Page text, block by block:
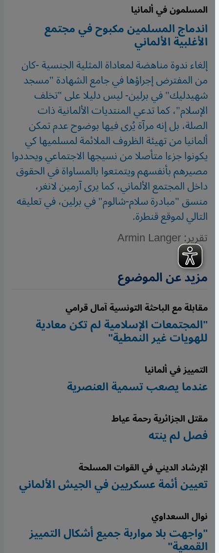
المسلمون في ألمانيا
اندماج المسلمين مكبوح في مجتمع
الأغلبية الألماني
إلغاء ندوة مناهضة لمعاداة المثلية الجنسية -كان
من المفترض إجراؤها في جامع الشهادة "مسجد
شهيدليك" في برلين- ليس دليلا على "تخلف
الإسلام"، كما تدعي المنتديات الألمانية ذات
الصلة، بل إنه مرآة يُرى فيها بوضوح عدم تمكن
ألمانيا من تهيئة الظروف الملائمة لمسلميها كي
يكونوا جزءا متأصلا من نسيجها الاجتماعي ويحددوا
مصيرهم بأنفسهم ويتمتعوا بالمساواة في الحقوق
داخل المجتمع الألماني، كما يرى آرمين لانغر،
منسق "مبادرة سلام-شالوم" في برلين، في تعليقه
التالي لموقع قنطرة.
تقرير: Armin Langer
مزيد عن الموضوع
مقابلة مع الباحثة التونسية آمال قرامي
"المجتمعات الإسلامية لم تكن معادية
للهويات غير النمطية"
التمييز في ألمانيا
عندما يصعب تسمية العنصرية
مقتل الجزائرية رحمة عياط
فصل لم ينته
الإرشاد الديني في القوات المسلحة
تعيين أئمة عسكريين في الجيش الألماني
نوال السعداوي
"واجهت بلا مواربة جميع أشكال التمييز
القمعية"